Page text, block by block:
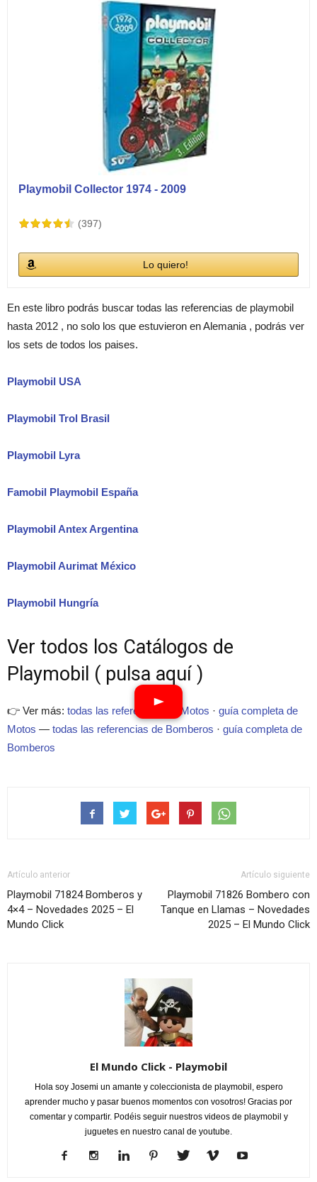
Playmobil Collector 1974 - 2009
(397)
Lo quiero!
En este libro podrás buscar todas las referencias de playmobil
hasta 2012 , no solo los que estuvieron en Alemania , podrás ver
los sets de todos los paises.
Playmobil USA
Playmobil Trol Brasil
Playmobil Lyra
Famobil Playmobil España
Playmobil Antex Argentina
Playmobil Aurimat México
Playmobil Hungría
Ver todos los Catálogos de
Playmobil ( pulsa aquí )
👉 Ver más: todas las referencias de Motos · guía completa de
Motos — todas las referencias de Bomberos · guía completa de
Bomberos
Artículo anterior
Playmobil 71824 Bomberos y
4×4 – Novedades 2025 – El
Mundo Click
Artículo siguiente
Playmobil 71826 Bombero con
Tanque en Llamas – Novedades
2025 – El Mundo Click
El Mundo Click - Playmobil
Hola soy Josemi un amante y coleccionista de playmobil, espero
aprender mucho y pasar buenos momentos con vosotros! Gracias por
comentar y compartir. Podéis seguir nuestros videos de playmobil y
juguetes en nuestro canal de youtube.